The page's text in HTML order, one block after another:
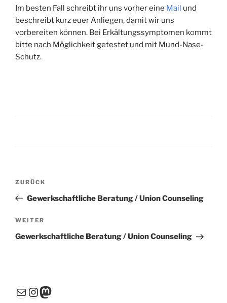
Im besten Fall schreibt ihr uns vorher eine Mail und
beschreibt kurz euer Anliegen, damit wir uns
vorbereiten können. Bei Erkältungssymptomen kommt
bitte nach Möglichkeit getestet und mit Mund-Nase-
Schutz.
Beitragsnavigation
Vorheriger
Beitrag
ZURÜCK
Gewerkschaftliche Beratung / Union Counseling
Nächster
Beitrag
WEITER
Gewerkschaftliche Beratung / Union Counseling
E-MailInstagram
Mastodon